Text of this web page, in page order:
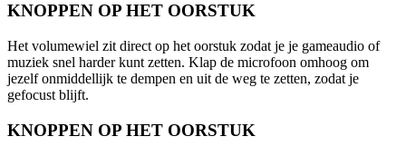
KNOPPEN OP HET OORSTUK
Het volumewiel zit direct op het oorstuk zodat je je gameaudio of
muziek snel harder kunt zetten. Klap de microfoon omhoog om
jezelf onmiddellijk te dempen en uit de weg te zetten, zodat je
gefocust blijft.
KNOPPEN OP HET OORSTUK